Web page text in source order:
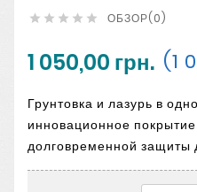
     ОБЗОР(0)
1 050,00 грн. (1
Грунтовка и лазурь в
инновационное
долговременной защиты